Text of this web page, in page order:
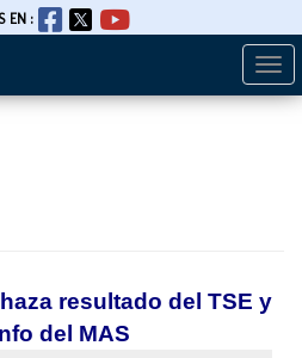
EN :
resultado del TSE y
del MAS